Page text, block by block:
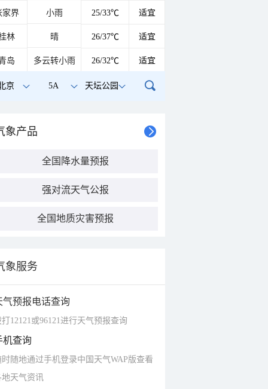
家界 小雨 25/33℃ 适宜
林 晴 26/37℃ 适宜
岛 多云转小雨 26/32℃ 适宜
京 5A 天坛公园
象产品
全国降水量预报
强对流天气公报
全国地质灾害预报
象服务
气预报电话查询
打12121或96121进行天气预报查询
机查询
时随地通过手机登录中国天气WAP版查看
地天气资讯